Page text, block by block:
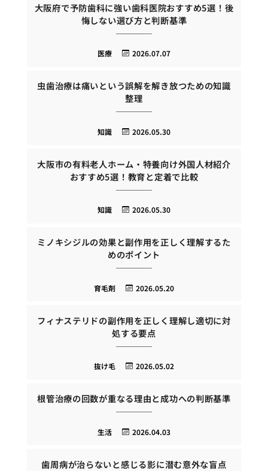
大阪府で予防歯科に強い歯科医院おすすめ5選！後
悔しない選び方と判断基準
2026.07.07
医療
虫歯治療は痛いという誤解を解き放つための知識
整理
2026.05.30
知識
大阪市の有料老人ホーム・特養向け外国人材紹介
おすすめ5選！教育と定着で比較
2026.05.30
知識
ミノキシジルの効果と副作用を正しく理解するた
めのポイント
2026.05.20
育毛剤
フィナステリドの副作用を正しく理解し適切に対
処する要点
2026.05.02
抜け毛
根管治療の回数が重なる理由と成功への判断基準
2026.04.03
生活
歯周病が治らないと感じる影に潜む意外な盲点